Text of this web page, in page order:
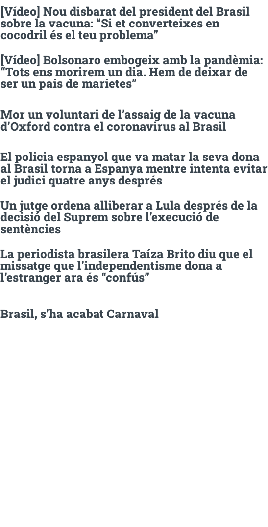
[Vídeo] Nou disbarat del president del Brasil
sobre la vacuna: “Si et converteixes en
cocodril és el teu problema”
[Vídeo] Bolsonaro embogeix amb la pandèmia:
“Tots ens morirem un dia. Hem de deixar de
ser un país de marietes”
Mor un voluntari de l’assaig de la vacuna
d’Oxford contra el coronavirus al Brasil
El policia espanyol que va matar la seva dona
al Brasil torna a Espanya mentre intenta evitar
el judici quatre anys després
Un jutge ordena alliberar a Lula després de la
decisió del Suprem sobre l’execució de
sentències
La periodista brasilera Taíza Brito diu que el
missatge que l’independentisme dona a
l’estranger ara és “confús”
Brasil, s’ha acabat Carnaval